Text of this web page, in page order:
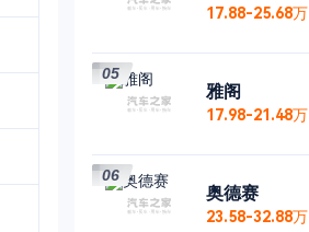
17.88-25.68万
雅阁
17.98-21.48万
05
奥德赛
23.58-32.88万
06